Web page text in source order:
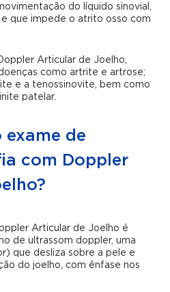
do líquido sinovial,
que impede o atrito osso com
Articular de Joelho,
como artrite e artrose;
e a tenossinovite, bem como
patelar.
de
com Doppler
Articular de Joelho é
de ultrassom doppler, uma
que desliza sobre a pele e
do joelho, com ênfase nos